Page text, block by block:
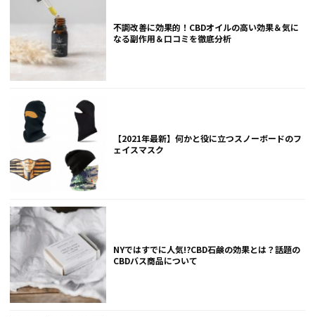
不調改善に効果的！CBDオイルの高い効果＆気に
なる副作用＆口コミを徹底分析
【2021年最新】何かと役に立つスノーボードのフ
ェイスマスク
NYではすでに人気!?CBD石鹸の効果とは？話題の
CBDバス商品について